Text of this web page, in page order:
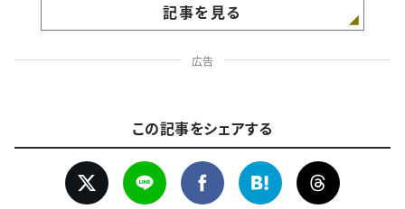
記事を見る
広告
この記事をシェアする